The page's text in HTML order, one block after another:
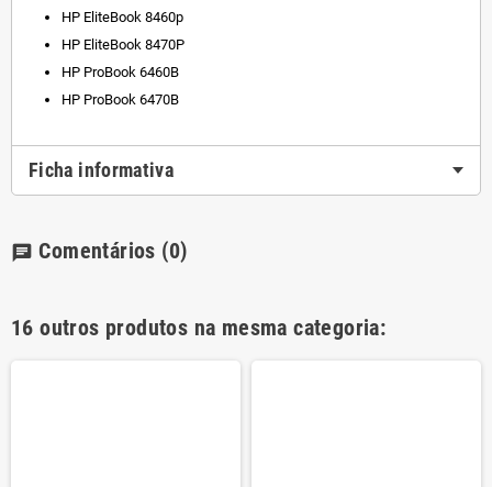
HP EliteBook 8460p
HP EliteBook 8470P
HP ProBook 6460B
HP ProBook 6470B
Ficha informativa
chat Comentários (0)
16 outros produtos na mesma categoria: